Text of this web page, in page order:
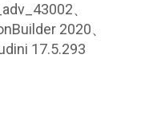
、
2020、
17.5.293